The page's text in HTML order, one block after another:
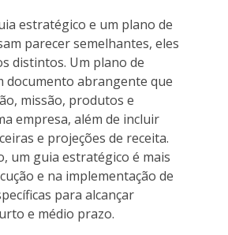
estratégico e um plano de
parecer semelhantes, eles
distintos. Um plano de
documento abrangente que
missão, produtos e
empresa, além de incluir
e projeções de receita.
um guia estratégico é mais
e na implementação de
para alcançar
e médio prazo.